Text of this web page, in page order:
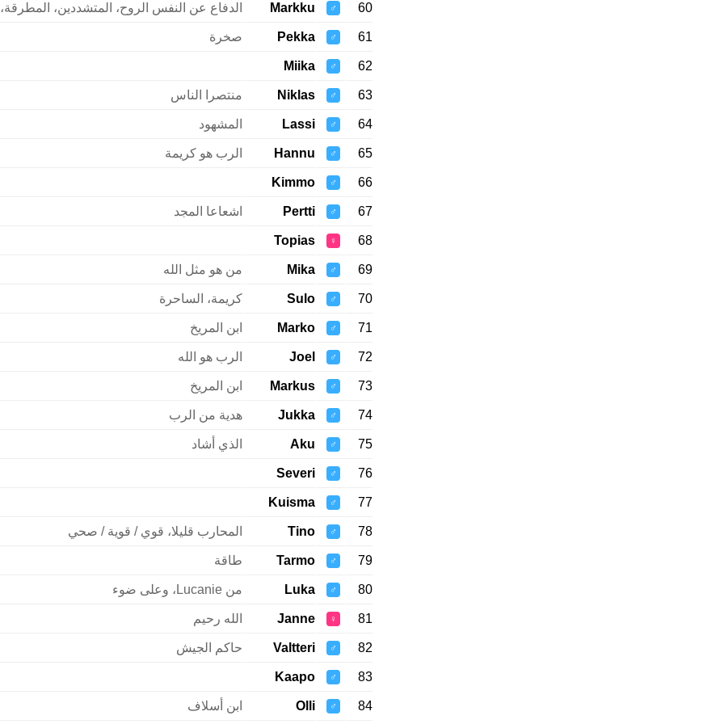
60
♂
Markku الدفاع عن النفس الروح، المتشددين، المطرقة،
61
♂
Pekka صخرة
62
♂
Miika
63
♂
Niklas منتصرا الناس
64
♂
Lassi المشهود
65
♂
Hannu الرب هو كريمة
66
♂
Kimmo
67
♂
Pertti اشعاعا المجد
68
♀
Topias
69
♂
Mika من هو مثل الله
70
♂
Sulo كريمة، الساحرة
71
♂
Marko ابن المريخ
72
♂
Joel الرب هو الله
73
♂
Markus ابن المريخ
74
♂
Jukka هدية من الرب
75
♂
Aku الذي أشاد
76
♂
Severi
77
♂
Kuisma
78
♂
Tino المحارب قليلا، قوي / قوية / صحي
79
♂
Tarmo طاقة
80
♂
Luka من Lucanie، وعلى ضوء
81
♀
Janne الله رحيم
82
♂
Valtteri حاكم الجيش
83
♂
Kaapo
84
♂
Olli ابن أسلاف